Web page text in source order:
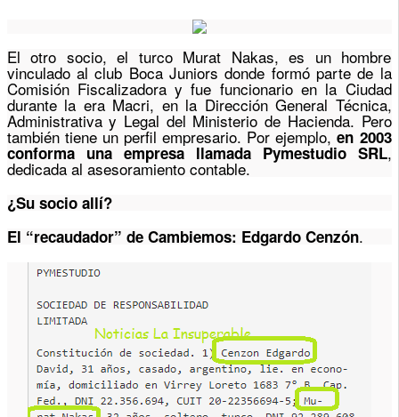
El otro socio, el turco Murat Nakas, es un hombre
vinculado al club Boca Juniors donde formó parte de la
Comisión Fiscalizadora y fue funcionario en la Ciudad
durante la era Macri, en la Dirección General Técnica,
Administrativa y Legal del Ministerio de Hacienda. Pero
también tiene un perfil empresario. Por ejemplo,en 2003
conforma una empresa llamada Pymestudio SRL,
dedicada al asesoramiento contable.
¿Su socio allí?
El “recaudador” de Cambiemos: Edgardo Cenzón.